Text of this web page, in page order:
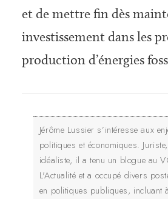
et de mettre fin dès
investissement dans les
production d’énergies
Jérôme Lussier s’intéresse aux
politiques et économiques.
idéaliste, il a tenu un blogue au
L'Actualité et a occupé divers
en politiques publiques, incluant